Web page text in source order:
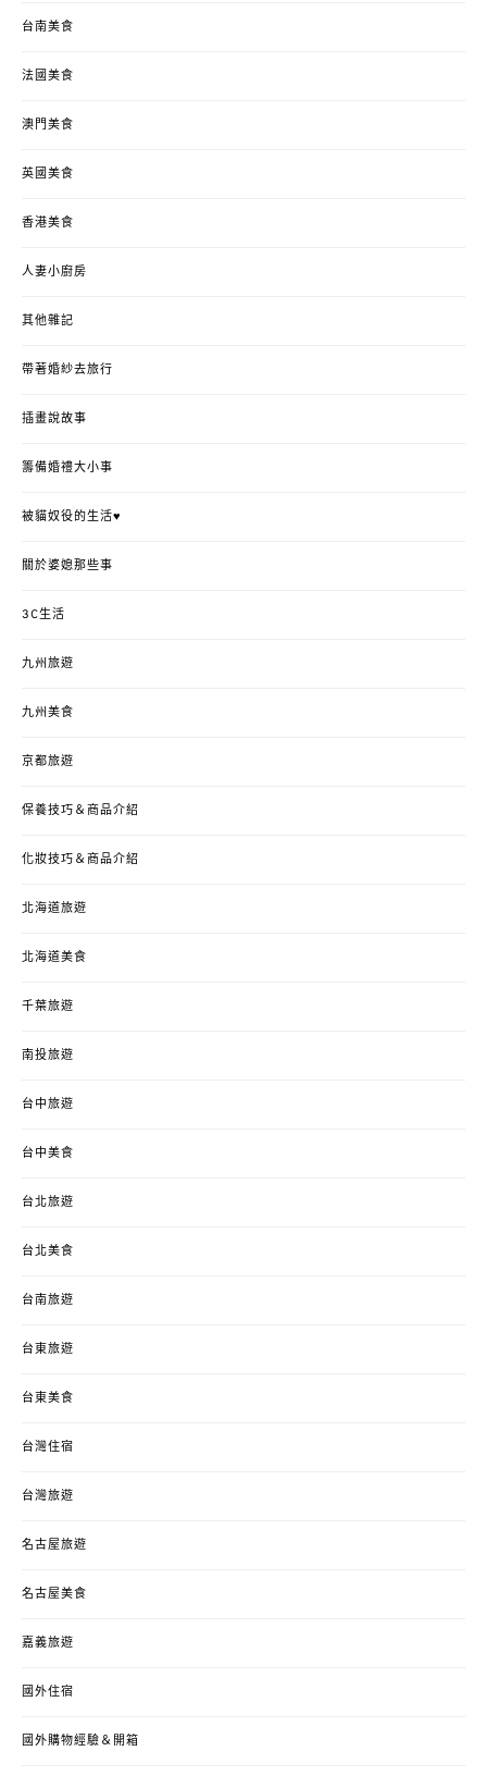
台南美食
法國美食
澳門美食
英國美食
香港美食
人妻小廚房
其他雜記
帶著婚紗去旅行
插畫說故事
籌備婚禮大小事
被貓奴役的生活♥
關於婆媳那些事
3C生活
九州旅遊
九州美食
京都旅遊
保養技巧＆商品介紹
化妝技巧＆商品介紹
北海道旅遊
北海道美食
千葉旅遊
南投旅遊
台中旅遊
台中美食
台北旅遊
台北美食
台南旅遊
台東旅遊
台東美食
台灣住宿
台灣旅遊
名古屋旅遊
名古屋美食
嘉義旅遊
國外住宿
國外購物經驗＆開箱